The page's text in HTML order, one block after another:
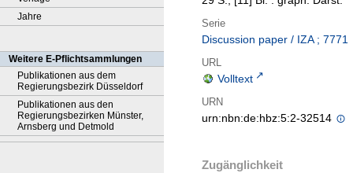
Jahre
Weitere E-Pflichtsammlungen
Publikationen aus dem
Regierungsbezirk Düsseldorf
Publikationen aus den
Regierungsbezirken Münster,
Arnsberg und Detmold
Serie
Discussion paper / IZA ; 7771
URL
Volltext
URN
urn:nbn:de:hbz:5:2-32514
Zugänglichkeit